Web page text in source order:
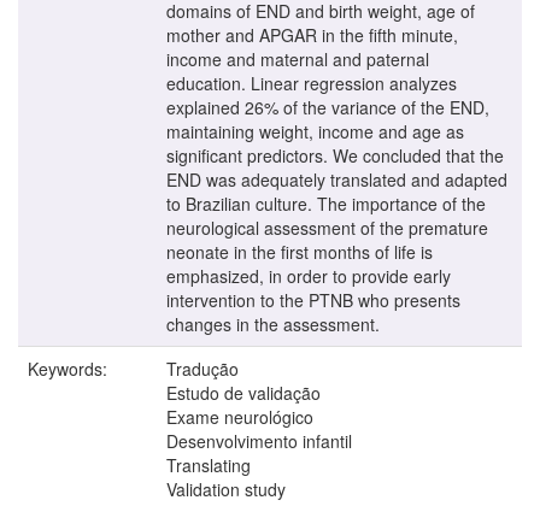
domains of END and birth weight, age of
mother and APGAR in the fifth minute,
income and maternal and paternal
education. Linear regression analyzes
explained 26% of the variance of the END,
maintaining weight, income and age as
significant predictors. We concluded that the
END was adequately translated and adapted
to Brazilian culture. The importance of the
neurological assessment of the premature
neonate in the first months of life is
emphasized, in order to provide early
intervention to the PTNB who presents
changes in the assessment.
Keywords:
Tradução
Estudo de validação
Exame neurológico
Desenvolvimento infantil
Translating
Validation study